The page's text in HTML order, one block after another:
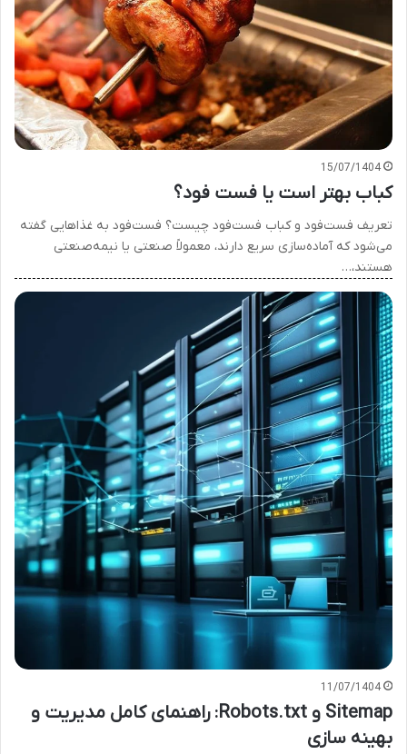
15/07/1404
کباب بهتر است یا فست فود؟
تعریف فست‌فود و کباب فست‌فود چیست؟ فست‌فود به غذاهایی گفته
می‌شود که آماده‌سازی سریع دارند، معمولاً صنعتی یا نیمه‌صنعتی
هستند،…
11/07/1404
Sitemap و Robots.txt: راهنمای کامل مدیریت و
بهینه سازی